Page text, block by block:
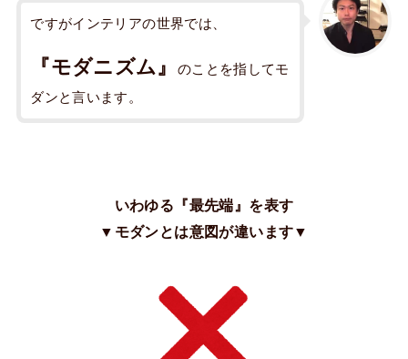
ですがインテリアの世界では、
『モダニズム』
のことを指してモ
ダンと言います。
いわゆる『最先端』を表す
▼モダンとは意図が違います▼